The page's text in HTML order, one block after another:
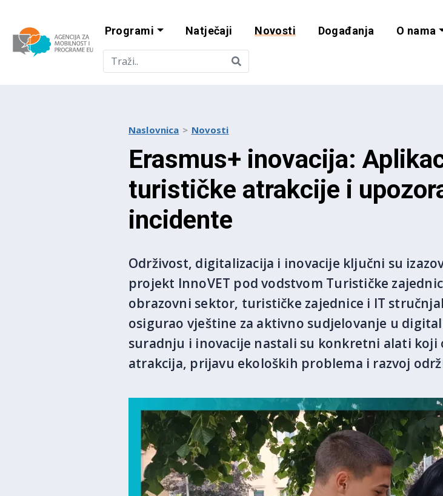
Agencija za mobilnost i
Programi Natječaji Novosti Događanja O nama
Naslovnica Novosti
Erasmus+ inovacija:
turističke atrakcije i
incidente
Održivost, digitalizacija i inovacije ključni su
projekt InnoVET pod vodstvom Turističke
obrazovni sektor, turističke zajednice i IT
osigurao vještine za aktivno sudjelovanje u
suradnju i inovacije nastali su konkretni alati
atrakcija, prijavu ekoloških problema i razvoj